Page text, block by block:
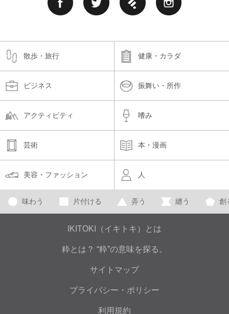
散歩・旅行 健康・カラダ
ビジネス 振舞い・所作
アクティビティ 嗜み
芸術 本・漫画
美容・ファッション 人
味わう 片付ける 弄う 纏う 創
IKITOKI（イキトキ）とは
粋とは？ “粋”の意味を探る。
サイトマップ
プライバシー・ポリシー
利用規約